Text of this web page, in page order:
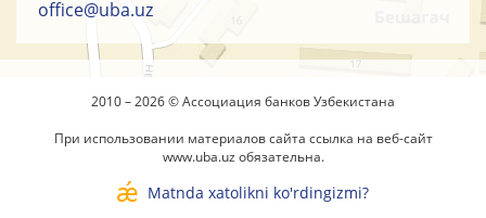
office@uba.uz
2010 – 2026 © Ассоциация банков Узбекистана
При использовании материалов сайта ссылка на веб-сайт
www.uba.uz обязательна.
Matnda xatolikni ko'rdingizmi?